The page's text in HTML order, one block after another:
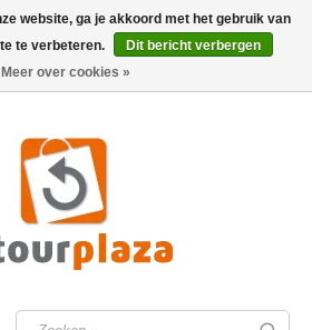
website, ga je akkoord met het gebruik van
te verbeteren.
Dit bericht verbergen
Meer over cookies »